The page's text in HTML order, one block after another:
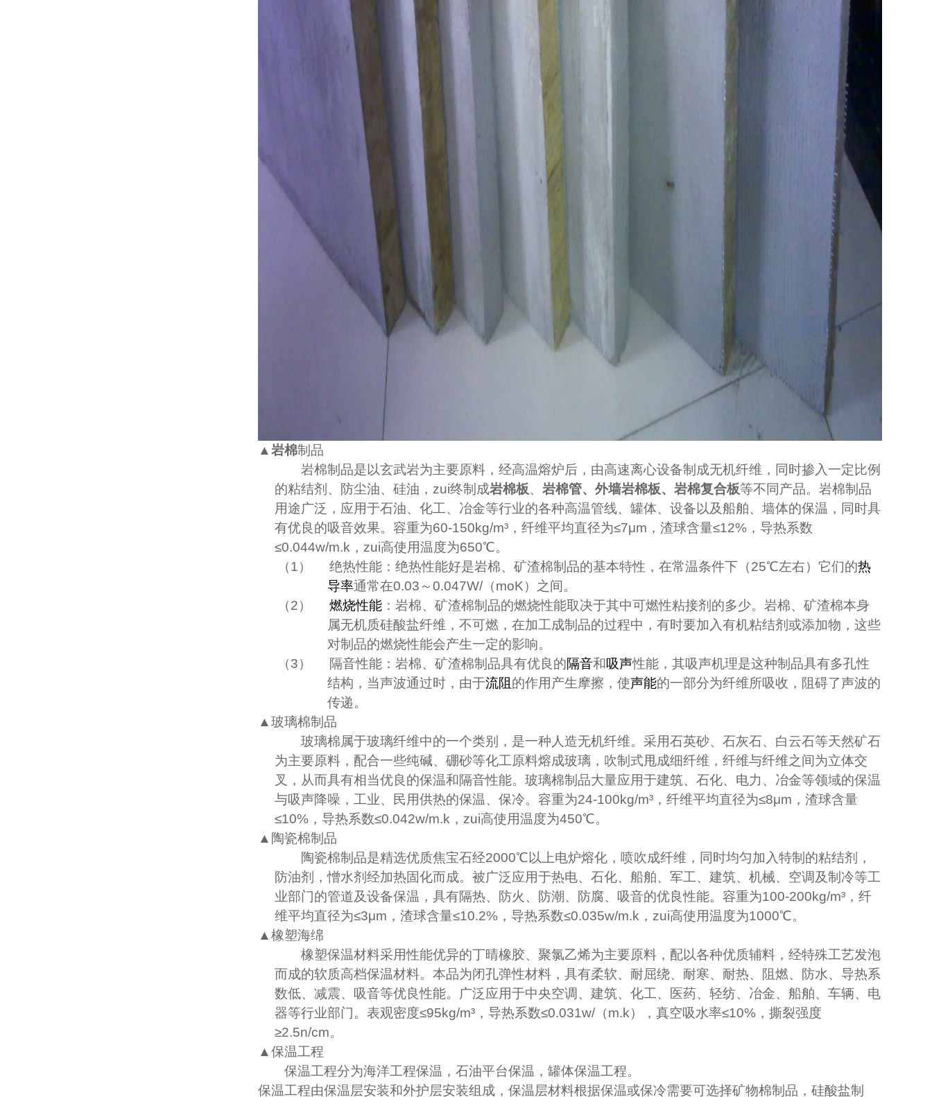
▲岩棉制品
岩棉制品是以玄武岩为主要原料，经高温熔炉后，由高速离心设备制成无机纤维，同时掺入一定比例
的粘结剂、防尘油、硅油，zui终制成岩棉板、 岩棉管、外墙岩棉板、岩棉复合板等不同产品。岩棉制品
用途广泛，应用于石油、化工、冶金等行业的各种高温管线、罐体、设备以及船舶、墙体的保温，同时具
有优良的吸音效果。容重为60-150kg/m³，纤维平均直径为≤7μm ，渣球含量≤12%，导热系数
≤0.044w/m.k ，zui高使用温度为650℃。
（1）
绝热性能：绝热性能好是岩棉、矿渣棉制品的基本特性，在常温条件下（25℃左右）它们的热
导率通常在0.03 ～0.047W/（moK） 之间。
（2）
燃烧性能 ：岩棉、矿渣棉制品的燃烧性能取决于其中可燃性粘接剂的多少。岩棉、矿渣棉本身
属无机质硅酸盐纤维，不可燃，在加工成制品的过程中，有时要加入有机粘结剂或添加物，这些
对制品的燃烧性能会产生一定的影响。
（3）
隔音性能：岩棉、矿渣棉制品具有优良的隔音和吸声性能，其吸声机理是这种制品具有多孔性
结构，当声波通过时，由于流阻 的作用产生摩擦，使声能的一部分为纤维所吸收，阻碍了声波的
传递。
▲玻璃棉制品
玻璃棉属于玻璃纤维中的一个类别，是一种人造无机纤维。采用石英砂、石灰石、白云石等天然矿石
为主要原料，配合一些纯碱、硼砂等化工原料熔成玻璃，吹制式甩成细纤维，纤维与纤维之间为立体交
叉，从而具有相当优良的保温和隔音性能。玻璃棉制品大量应用于建筑、石化、电力、冶金等领域的保温
与吸声降噪，工业、民用供热的保温、保冷。容重为24-100kg/m³，纤维平均直径为≤8μm ，渣球含量
≤10%，导热系数≤0.042w/m.k ，zui高使用温度为450℃。
▲陶瓷棉制品
陶瓷棉制品是精选优质焦宝石经2000℃以上电炉熔化，喷吹成纤维，同时均匀加入特制的粘结剂，
防油剂，憎水剂经加热固化而成。被广泛应用于热电、石化、船舶、军工、建筑、机械、空调及制冷等工
业部门的管道及设备保温，具有隔热、防火、防潮、防腐、吸音的优良性能。容重为100-200kg/m³，纤
维平均直径为≤3μm ，渣球含量≤10.2%，导热系数≤0.035w/m.k ，zui高使用温度为1000℃。
▲橡塑海绵
橡塑保温材料采用性能优异的丁晴橡胶、聚氯乙烯为主要原料，配以各种优质辅料，经特殊工艺发泡
而成的软质高档保温材料。本品为闭孔弹性材料，具有柔软、耐屈绕、耐寒、耐热、阻燃、防水、导热系
数低、减震、吸音等优良性能。广泛应用于中央空调、建筑、化工、医药、轻纺、冶金、船舶、车辆、电
器等行业部门。表观密度≤95kg/m³，导热系数≤0.031w/（m.k），真空吸水率≤10%，撕裂强度
≥2.5n/cm。
▲保温工程
保温工程分为海洋工程保温，石油平台保温，罐体保温工程。
保温工程由保温层安装和外护层安装组成，保温层材料根据保温或保冷需要可选择矿物棉制品，硅酸盐制